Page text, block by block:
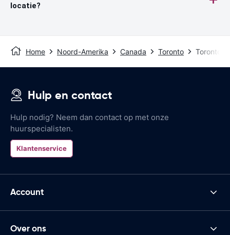
locatie?
Home Noord-Amerika Canada Toronto Toronto
Hulp en contact
Hulp nodig? Neem dan contact op met onze
huurspecialisten.
Klantenservice
Account
Over ons